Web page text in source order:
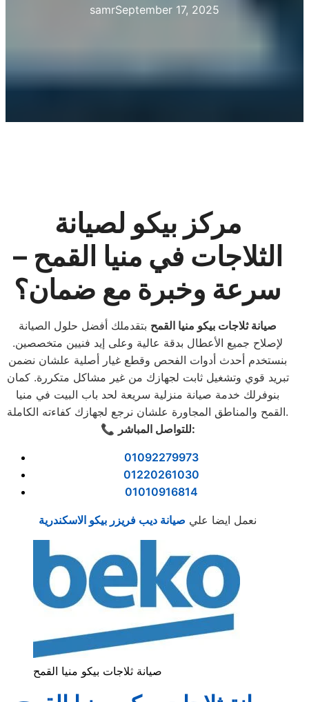
samrSeptember 17, 2025
مركز بيكو لصيانة
الثلاجات في منيا القمح –
سرعة وخبرة مع ضمان؟
صيانة ثلاجات بيكو منيا القمح بتقدملك أفضل حلول الصيانة
لإصلاح جميع الأعطال بدقة عالية وعلى إيد فنيين متخصصين.
بنستخدم أحدث أدوات الفحص وقطع غيار أصلية علشان نضمن
تبريد قوي وتشغيل ثابت لجهازك من غير مشاكل متكررة. كمان
بنوفرلك خدمة صيانة منزلية سريعة لحد باب البيت في منيا
القمح والمناطق المجاورة علشان نرجع لجهازك كفاءته الكاملة.
📞
للتواصل المباشر:
01092279973
01220261030
01010916814
نعمل ايضا علي صيانة ديب فريزر بيكو الاسكندرية
صيانة ثلاجات بيكو منيا القمح